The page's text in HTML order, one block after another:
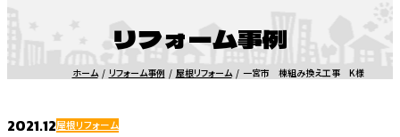
リフォーム事例
ホーム リフォーム事例 屋根リフォーム 一宮市 棟組み換え工事 K様
2021.12屋根リフォーム